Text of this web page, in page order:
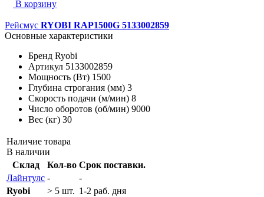
В корзину
Рейсмус RYOBI RAP1500G 5133002859
Основные характеристики
Бренд Ryobi
Артикул 5133002859
Мощность (Вт) 1500
Глубина строгания (мм) 3
Скорость подачи (м/мин) 8
Число оборотов (об/мин) 9000
Вес (кг) 30
Наличие товара
В наличии
Склад
Кол-во Срок поставки.
Лайнтулс -
-
Ryobi
> 5 шт. 1-2 раб. дня